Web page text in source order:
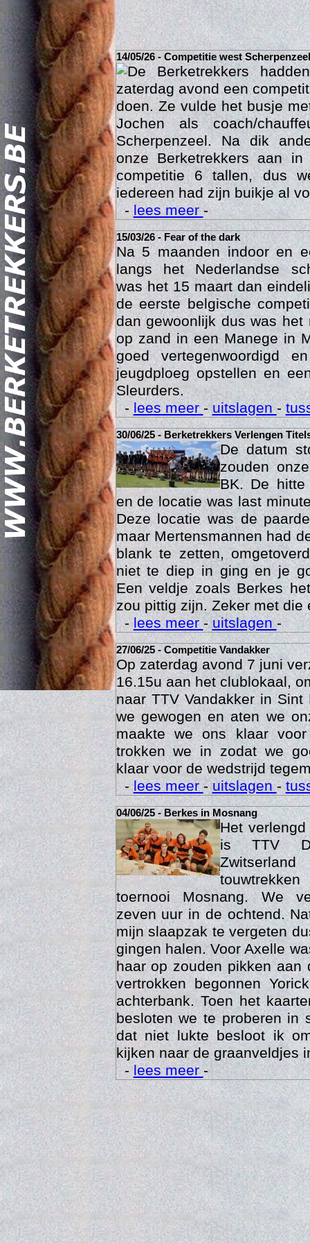
14/05/26 - Competitie west Scherpenzeel
De Berketrekkers
zaterdag avond een
doen. Ze vulde het busje
Jochen als coach/
Scherpenzeel. Na dik
onze Berketrekkers aan
competitie 6 tallen, dus
iedereen had zijn buikje al
- lees meer-
15/03/26 - Fear of the dark
Na 5 maanden indoor en
langs het Nederlandse
was het 15 maart dan
de eerste belgische
dan gewoonlijk dus was
op zand in een Manege in
goed vertegenwoordigd
jeugdploeg opstellen en
Sleurders.
-lees meer-uitslagen-
30/06/25 - Berketrekkers Verlengen
De datum
zouden
BK. De
en de locatie was last
Deze locatie was de
maar Mertensmannen had
blank te zetten,
niet te diep in ging en je
Een veldje zoals Berkes
zou pittig zijn. Zeker met die
-lees meer - uitslagen-
27/06/25 - Competitie Vandakker
Op zaterdag avond 7 juni
16.15u aan het clublokaal,
naar TTV Vandakker in
we gewogen en aten we
maakte we ons klaar
trokken we in zodat we
klaar voor de wedstrijd
-lees meer-uitslagen -
04/06/25 - Berkes in Mosnang
Het
is TTV
toernooi Mosnang. We
zeven uur in de ochtend.
mijn slaapzak te vergeten
gingen halen. Voor Axelle
haar op zouden pikken aan
vertrokken begonnen
achterbank. Toen het
besloten we te proberen in
dat niet lukte besloot ik
kijken naar de graanveldjes
-lees meer-